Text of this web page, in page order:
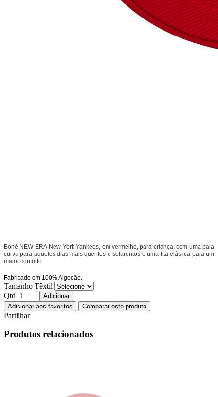
Boné NEW ERANew York Yankees, em vermelho, para criança, com uma pala
curva para aqueles dias mais quentes e solarentos e uma fita elástica para um
maior conforto.
Fabricado em 100% Algodão.
Tamanho Têxtil
Qtd
Adicionar
Adicionar aos favoritos
Comparar este produto
Partilhar
Produtos relacionados